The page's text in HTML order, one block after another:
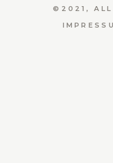
©2021, ALL